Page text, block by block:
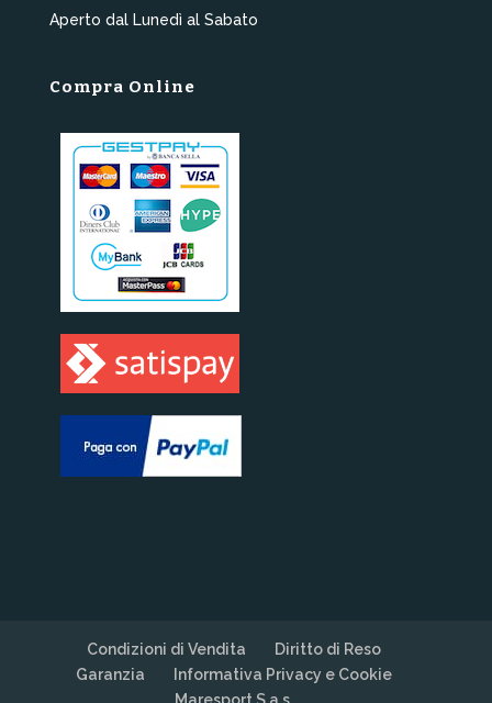
Aperto dal Lunedì al Sabato
Compra Online
Condizioni di Vendita
Diritto di Reso
Garanzia
Informativa Privacy e Cookie
Maresport S.a.s.